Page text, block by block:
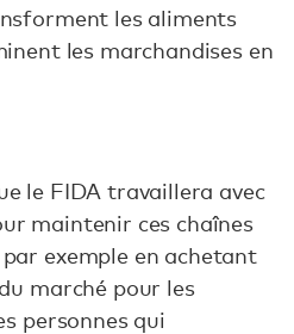
les aliments
les marchandises en
le FIDA travaillera avec
maintenir ces chaînes
exemple en achetant
marché pour les
personnes qui